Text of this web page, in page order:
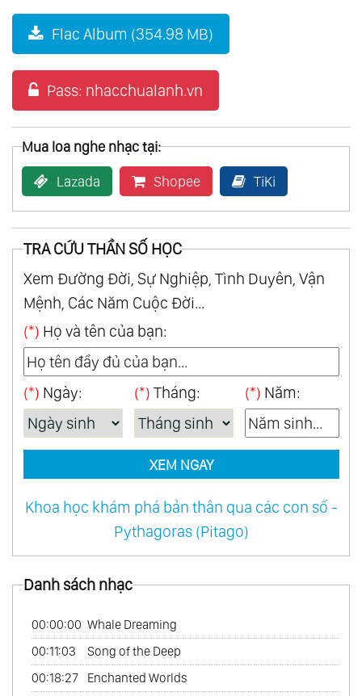
Flac Album (354.98 MB)
Pass: nhacchualanh.vn
Mua loa nghe nhạc tại:
Lazada Shopee TiKi
TRA CỨU THẦN SỐ HỌC
Xem Đường Đời, Sự Nghiệp, Tình Duyên, Vận
Mệnh, Các Năm Cuộc Đời...
(*) Họ và tên của bạn:
(*) Ngày: (*) Tháng: (*) Năm:
XEM NGAY
Khoa học khám phá bản thân qua các con số -
Pythagoras (Pitago)
Danh sách nhạc
00:00:00 Whale Dreaming
00:11:03
Song of the Deep
00:18:27
Enchanted Worlds